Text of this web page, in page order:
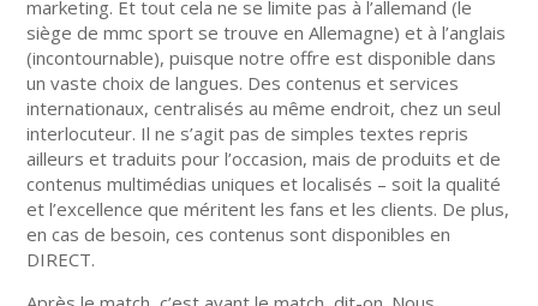
marketing. Et tout cela ne se limite pas à l’allemand (le
siège de mmc sport se trouve en Allemagne) et à l’anglais
(incontournable), puisque notre offre est disponible dans
un vaste choix de langues. Des contenus et services
internationaux, centralisés au même endroit, chez un seul
interlocuteur. Il ne s’agit pas de simples textes repris
ailleurs et traduits pour l’occasion, mais de produits et de
contenus multimédias uniques et localisés – soit la qualité
et l’excellence que méritent les fans et les clients. De plus,
en cas de besoin, ces contenus sont disponibles en
DIRECT.